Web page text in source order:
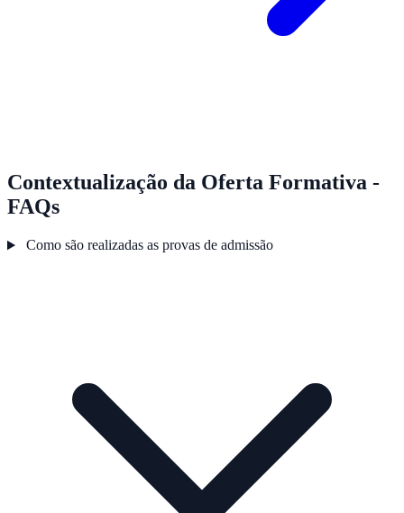
Contextualização da Oferta Formativa -
FAQs
Como são realizadas as provas de admissão